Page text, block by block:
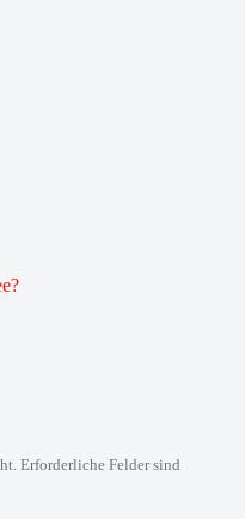
Erforderliche Felder sind